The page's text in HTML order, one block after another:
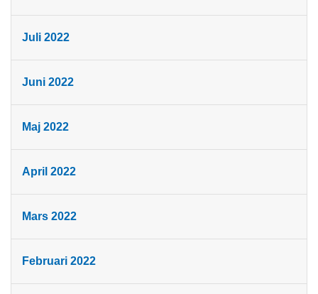
Juli 2022
Juni 2022
Maj 2022
April 2022
Mars 2022
Februari 2022